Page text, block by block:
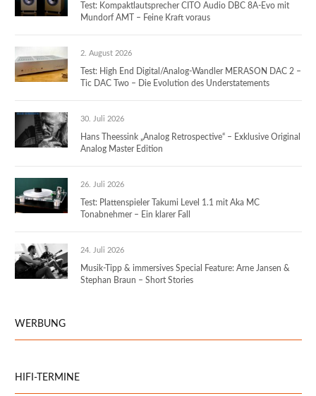
Test: Kompaktlautsprecher CITO Audio DBC 8A-Evo mit
Mundorf AMT – Feine Kraft voraus
2. August 2026
Test: High End Digital/Analog-Wandler MERASON DAC 2 –
Tic DAC Two – Die Evolution des Understatements
30. Juli 2026
Hans Theessink „Analog Retrospective“ – Exklusive Original
Analog Master Edition
26. Juli 2026
Test: Plattenspieler Takumi Level 1.1 mit Aka MC
Tonabnehmer – Ein klarer Fall
24. Juli 2026
Musik-Tipp & immersives Special Feature: Arne Jansen &
Stephan Braun – Short Stories
WERBUNG
HIFI-TERMINE